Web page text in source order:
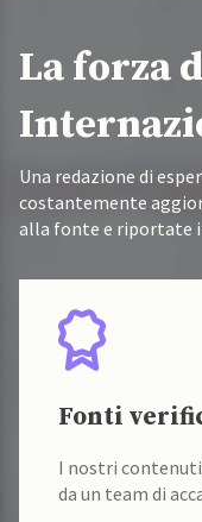
La forza
Una redazione di
costantemente
alla fonte e riportate
Fonti
I nostri
da un team di